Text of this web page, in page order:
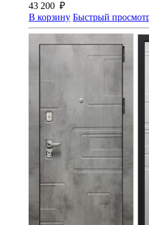
43 200 ₽
В корзину Быстрый